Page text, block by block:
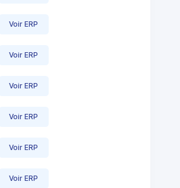
Voir ERP
Voir ERP
Voir ERP
Voir ERP
Voir ERP
Voir ERP